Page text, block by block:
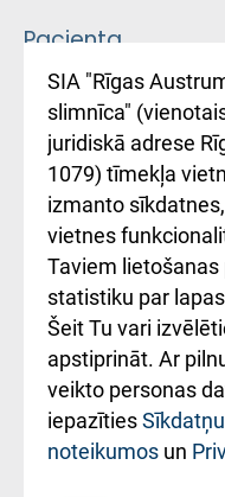
Pacienta
atsauksmju/
iesniegšanas
kārtība
Kā pie mums
Rēķinu apmaksas
ceļvedis
Rekvizīti un
ārstniecības
iestādes kods
010000234
SIA "Rīgas
slimnīca"
juridiskā adrese
1079) tīmekļa
izmanto
vietnes
Taviem
statistiku par
Šeit Tu vari
apstiprināt. Ar
veikto personas
iepazīties
noteikumos un